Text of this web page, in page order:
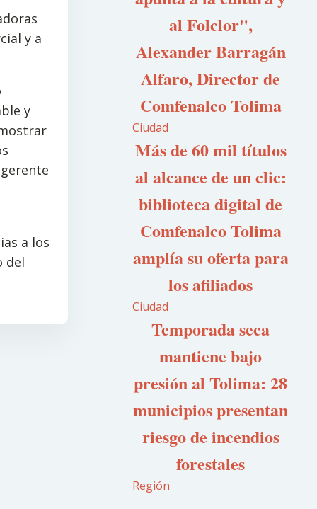
y a
y
a los
del
al Folclor",
Alexander Barragán
Alfaro, Director de
Comfenalco Tolima
Ciudad
Más de 60 mil títulos
al alcance de un clic:
biblioteca digital de
Comfenalco Tolima
amplía su oferta para
los afiliados
Ciudad
Temporada seca
mantiene bajo
presión al Tolima: 28
municipios presentan
riesgo de incendios
forestales
Región